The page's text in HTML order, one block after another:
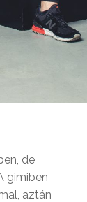
de
gimiben
aztán